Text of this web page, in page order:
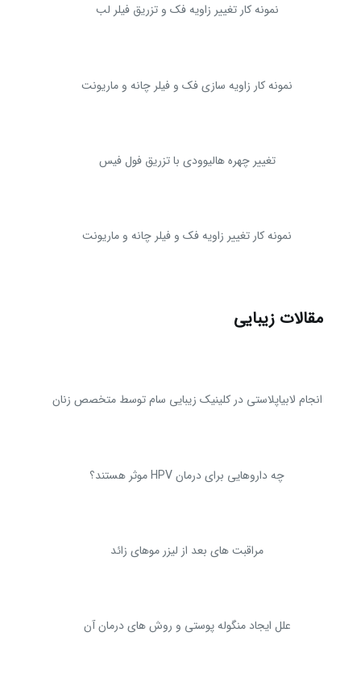
نمونه کار تغییر زاویه فک و تزریق فیلر لب
نمونه کار زاویه سازی فک و فیلر چانه و ماریونت
تغییر چهره هالیوودی با تزریق فول فیس
نمونه کار تغییر زاویه فک و فیلر چانه و ماریونت
مقالات زیبایی
انجام لابیاپلاستی در کلینیک زیبایی سام توسط متخصص زنان
چه داروهایی برای درمان HPV موثر هستند؟
مراقبت های بعد از لیزر موهای زائد
علل ایجاد منگوله پوستی و روش های درمان آن